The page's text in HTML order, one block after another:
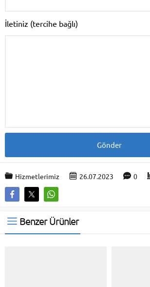
İletiniz (tercihe bağlı)
Hizmetlerimiz 26.07.2023 0
Benzer Ürünler